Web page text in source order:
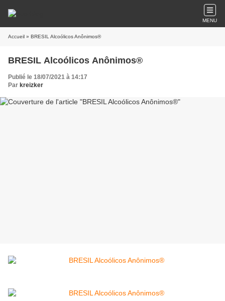
MENU
Accueil » BRESIL Alcoólicos Anônimos®
BRESIL Alcoólicos Anônimos®
Publié le 18/07/2021 à 14:17
Par kreizker